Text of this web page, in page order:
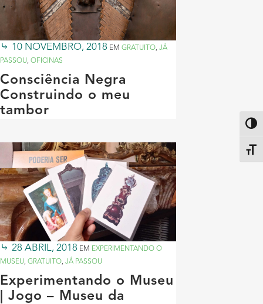
10 NOVEMBRO, 2018 EM GRATUITO, JÁ
PASSOU, OFICINAS
Consciência Negra
Construindo o meu
tambor
28 ABRIL, 2018 EM EXPERIMENTANDO O
MUSEU, GRATUITO, JÁ PASSOU
Experimentando o Museu
| Jogo – Museu da